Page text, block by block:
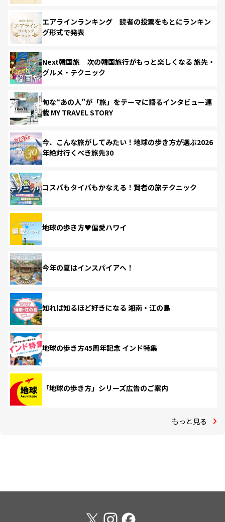
エアラインランキング 読者の投票をもとにランキン
グ形式で発表
Next韓国旅 次の韓国旅行がもっと楽しくなる 旅先・
グルメ・テクニック
旬な“あの人”が「旅」をテーマに語るインタビュー連
載 MY TRAVEL STORY
今、こんな旅がしてみたい！地球の歩き方が選ぶ2026
年絶対行くべき旅先30
コスパもタイパもかなえる！賢者の旅テクニック
地球の歩き方♥偏愛ハワイ
今年の夏はインスパイアへ！
知れば知るほど好きになる 湘南・江の島
地球の歩き方45周年記念 インド特集
「地球の歩き方」シリーズ広告のご案内
もっと見る